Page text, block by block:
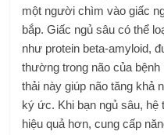
một người chìm vào giấc
bắp. Giấc ngủ sâu có thể
như protein beta-amyloid,
thường trong não của bệnh
thải này giúp não tăng khả
ký ức. Khi bạn ngủ sâu, hệ
hiệu quả hơn, cung cấp